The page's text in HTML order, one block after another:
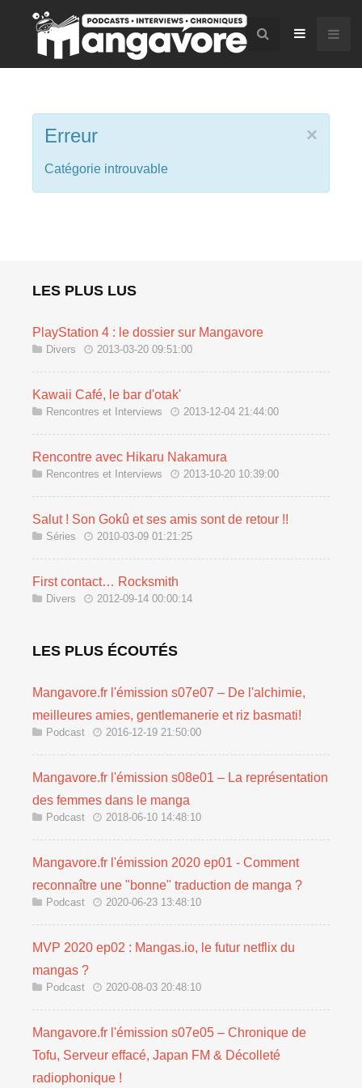
×
Erreur
Catégorie introuvable
LES PLUS LUS
PlayStation 4 : le dossier sur Mangavore
Divers 2013-03-20 09:51:00
Kawaii Café, le bar d'otak'
Rencontres et Interviews 2013-12-04 21:44:00
Rencontre avec Hikaru Nakamura
Rencontres et Interviews 2013-10-20 10:39:00
Salut ! Son Gokû et ses amis sont de retour !!
Séries 2010-03-09 01:21:25
First contact… Rocksmith
Divers 2012-09-14 00:00:14
LES PLUS ÉCOUTÉS
Mangavore.fr l'émission s07e07 – De l'alchimie,
meilleures amies, gentlemanerie et riz basmati!
Podcast 2016-12-19 21:50:00
Mangavore.fr l'émission s08e01 – La représentation
des femmes dans le manga
Podcast 2018-06-10 14:48:10
Mangavore.fr l'émission 2020 ep01 - Comment
reconnaître une "bonne" traduction de manga ?
Podcast 2020-06-23 13:48:10
MVP 2020 ep02 : Mangas.io, le futur netflix du
mangas ?
Podcast 2020-08-03 20:48:10
Mangavore.fr l'émission s07e05 – Chronique de
Tofu, Serveur effacé, Japan FM & Décolleté
radiophonique !